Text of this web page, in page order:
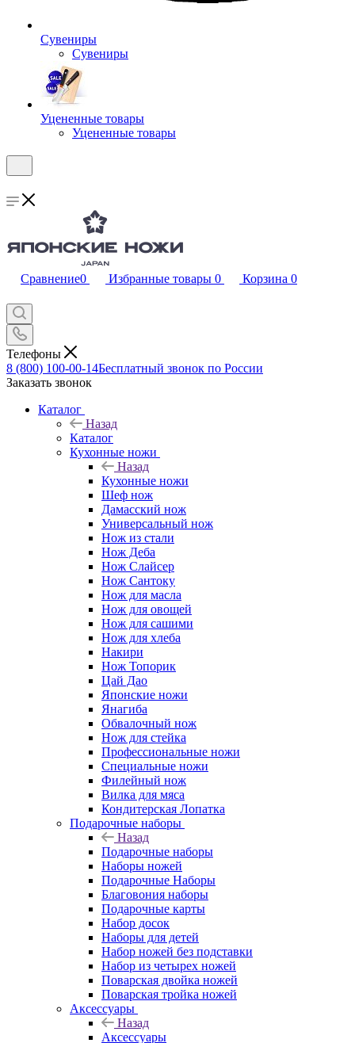
Сувениры
Сувениры
Уцененные товары
Уцененные товары
Сравнение0 Избранные товары 0 Корзина 0
Телефоны
8 (800) 100-00-14Бесплатный звонок по России
Заказать звонок
Каталог
Назад
Каталог
Кухонные ножи
Назад
Кухонные ножи
Шеф нож
Дамасский нож
Универсальный нож
Нож из стали
Нож Деба
Нож Слайсер
Нож Сантоку
Нож для масла
Нож для овощей
Нож для сашими
Нож для хлеба
Накири
Нож Топорик
Цай Дао
Японские ножи
Янагиба
Обвалочный нож
Нож для стейка
Профессиональные ножи
Специальные ножи
Филейный нож
Вилка для мяса
Кондитерская Лопатка
Подарочные наборы
Назад
Подарочные наборы
Наборы ножей
Подарочные Наборы
Благовония наборы
Подарочные карты
Набор досок
Наборы для детей
Набор ножей без подставки
Набор из четырех ножей
Поварская двойка ножей
Поварская тройка ножей
Аксессуары
Назад
Аксессуары